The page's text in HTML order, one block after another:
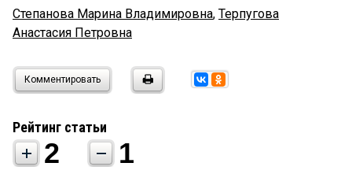
Степанова Марина Владимировна, Терпугова
Анастасия Петровна
Комментировать
Рейтинг статьи
2 1